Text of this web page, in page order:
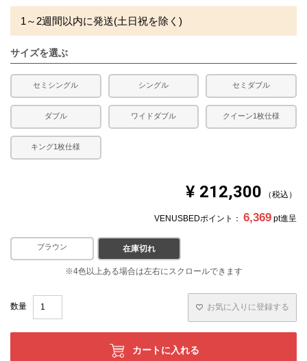
1～2週間以内に発送(土日祝を除く)
サイズを選ぶ
セミシングル シングル セミダブル
ダブル ワイドダブル クイーン1枚仕様
キング1枚仕様
¥ 212,300 税込
VENUSBEDポイント： 6,369 pt進呈
ブラウン ホワイト
在庫切れ
お気に入りに登録する
カートに入れる